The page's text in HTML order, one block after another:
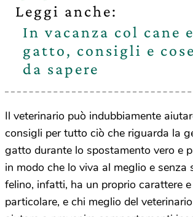
Leggi anche:
In vacanza col cane
gatto, consigli e cose
da sapere
Il veterinario può indubbiamente
consigli per tutto ciò che riguarda la
gatto durante lo spostamento vero e
in modo che lo viva al meglio e senza
felino, infatti, ha un proprio carattere
particolare, e chi meglio del